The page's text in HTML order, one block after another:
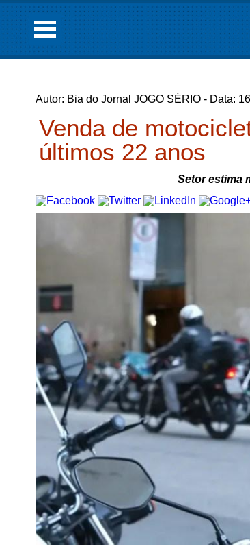
Autor: Bia do Jornal JOGO SÉRIO - Data:
Venda de
últimos 22 anos
Setor estima